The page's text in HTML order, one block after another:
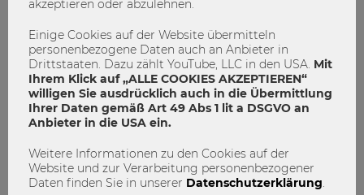
akzeptieren oder abzulehnen.
Einige Cookies auf der Website übermitteln
personenbezogene Daten auch an Anbieter in
Drittstaaten. Dazu zählt YouTube, LLC in den USA. Mit
Ihrem Klick auf „ALLE COOKIES AKZEPTIEREN“
willigen Sie ausdrücklich auch in die Übermittlung
Ihrer Daten gemäß Art 49 Abs 1 lit a DSGVO an
Anbieter in die USA ein.
Weitere Informationen zu den Cookies auf der
Website und zur Verarbeitung personenbezogener
Daten finden Sie in unserer Datenschutzerklärung